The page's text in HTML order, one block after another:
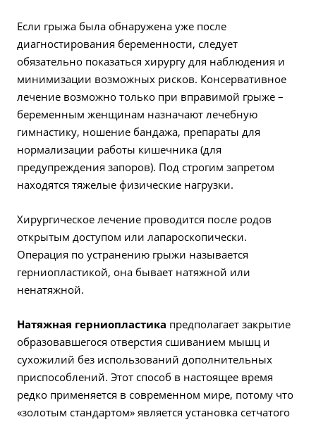
Если грыжа была обнаружена уже после
диагностирования беременности, следует
обязательно показаться хирургу для наблюдения и
минимизации возможных рисков. Консервативное
лечение возможно только при вправимой грыже –
беременным женщинам назначают лечебную
гимнастику, ношение бандажа, препараты для
нормализации работы кишечника (для
предупреждения запоров). Под строгим запретом
находятся тяжелые физические нагрузки.
Хирургическое лечение проводится после родов
открытым доступом или лапароскопически.
Операция по устранению грыжи называется
герниопластикой, она бывает натяжной или
ненатяжной.
Натяжная герниопластика предполагает закрытие
образовавшегося отверстия сшиванием мышц и
сухожилий без использований дополнительных
приспособлений. Этот способ в настоящее время
редко применяется в современном мире, потому что
«золотым стандартом» является установка сетчатого